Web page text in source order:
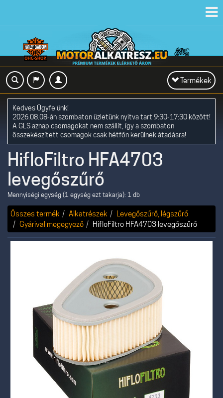
Toggle
navigation
Termékek
Kedves Ügyfelünk!
2026.08.08-án szombaton üzletünk nyitva tart 9:30-17:30 között!
A GLS aznap csomagokat nem szállít, így a szombaton
összekészített csomagok csak hétfőn kerülnek átadásra!
HifloFiltro HFA4703
levegőszűrő
Mennyiségi egység (1 egység ezt takarja): 1 db
Összes termék Alkatrészek
Levegőszűrő, légszűrő
Gyárival megegyező
HifloFiltro HFA4703 levegőszűrő